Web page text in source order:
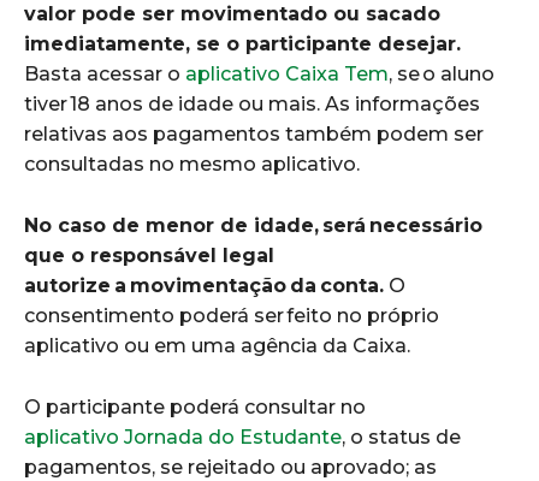
valor pode ser movimentado ou sacado
imediatamente, se o participante desejar.
Basta acessar o aplicativo Caixa Tem, se o aluno
tiver 18 anos de idade ou mais. As informações
relativas aos pagamentos também podem ser
consultadas no mesmo aplicativo.
No caso de menor de idade, será necessário
que o responsável legal
autorize a movimentação da conta. O
consentimento poderá ser feito no próprio
aplicativo ou em uma agência da Caixa.
O participante poderá consultar no
aplicativo Jornada do Estudante, o status de
pagamentos, se rejeitado ou aprovado; as